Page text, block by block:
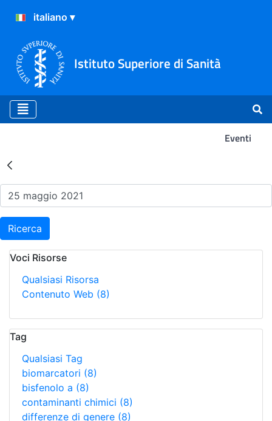
Istituto Superiore di Sanità
Eventi
Risultati della Ricerca -
Ricerca
Voci Risorse
Qualsiasi Risorsa
Contenuto Web (8)
Tag
Qualsiasi Tag
biomarcatori (8)
bisfenolo a (8)
contaminanti chimici (8)
differenze di genere (8)